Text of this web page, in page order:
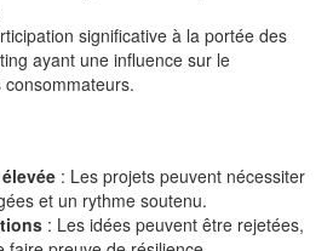
significative à la portée des
ayant une influence sur le
: Les projets peuvent nécessiter
et un rythme soutenu.
: Les idées peuvent être rejetées,